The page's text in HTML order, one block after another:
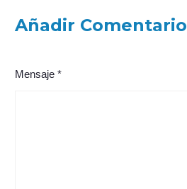
Añadir Comentario
Mensaje *